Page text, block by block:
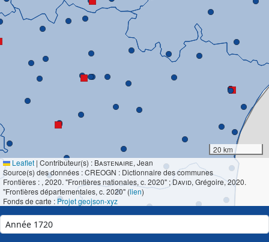
20 km
Leaflet | Contributeur(s) : Bastenaire, Jean
Source(s) des données : CREOGN : Dictionnaire des communes
Frontières : , 2020. "Frontières nationales, c. 2020" ;David, Grégoire, 2020.
"Frontières départementales, c. 2020" (lien)
Fonds de carte :Projet geojson-xyz